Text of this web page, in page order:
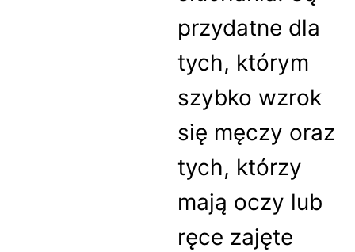
przydatne dla
tych, którym
szybko wzrok
się męczy oraz
tych, którzy
mają oczy lub
ręce zajęte